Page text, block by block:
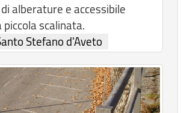
alberature e accessibile
scalinata.
Stefano d'Aveto